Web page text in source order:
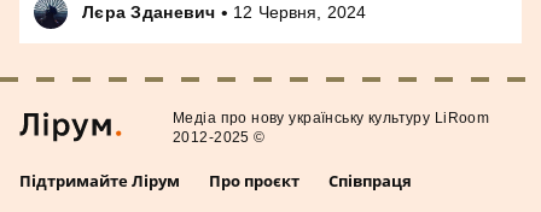
Лєра Зданевич • 12 Червня, 2024
Підтримайте Лірум Про проєкт Співпраця
Медiа про нову українську культуру LiRoom
2012-2025 ©